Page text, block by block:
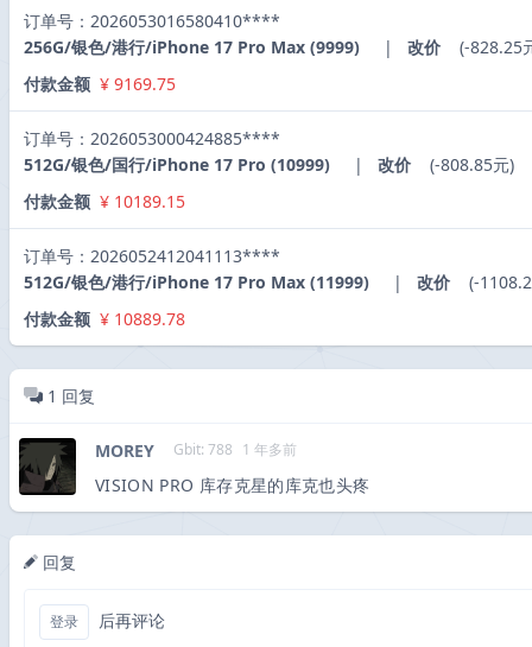
订单号：2026053016580410****
256G/银色/港行/iPhone 17 Pro Max (9999)
| 改价
(-828.25
付款金额 ¥ 9169.75
订单号：2026053000424885****
512G/银色/国行/iPhone 17 Pro (10999)
| 改价
(-808.85元)
付款金额 ¥ 10189.15
订单号：2026052412041113****
512G/银色/港行/iPhone 17 Pro Max (11999)
| 改价
(-
付款金额 ¥ 10889.78
1 回复
MOREY Gbit: 788 1 年多前
VISION PRO 库存克星的库克也头疼
回复
登录 后再评论